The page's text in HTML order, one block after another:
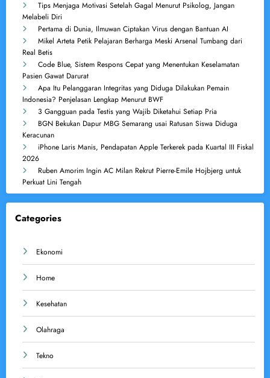
Tips Menjaga Motivasi Setelah Gagal Menurut Psikolog, Jangan
Melabeli Diri
Pertama di Dunia, Ilmuwan Ciptakan Virus dengan Bantuan AI
Mikel Arteta Petik Pelajaran Berharga Meski Arsenal Tumbang dari
Real Betis
Code Blue, Sistem Respons Cepat yang Menentukan Keselamatan
Pasien Gawat Darurat
Apa Itu Pelanggaran Integritas yang Diduga Dilakukan Pemain
Indonesia? Penjelasan Lengkap Menurut BWF
3 Gangguan pada Testis yang Wajib Diketahui Setiap Pria
BGN Bekukan Dapur MBG Semarang usai Ratusan Siswa Diduga
Keracunan
iPhone Laris Manis, Pendapatan Apple Terkerek pada Kuartal III Fiskal
2026
Ruben Amorim Ingin AC Milan Rekrut Pierre-Emile Hojbjerg untuk
Perkuat Lini Tengah
Categories
Ekonomi
Home
Kesehatan
Olahraga
Tekno